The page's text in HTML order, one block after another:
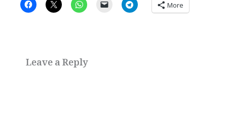
More
Leave a Reply